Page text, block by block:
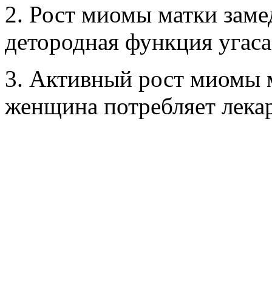
2. Рост миомы матки
детородная функция
3. Активный рост миомы
женщина потребляет